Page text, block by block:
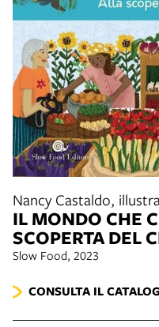
Nancy Castaldo,
IL MONDO CHE
SCOPERTA DEL
Slow Food, 2023
CONSULTA IL